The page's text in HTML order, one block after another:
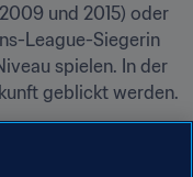
und 2015) oder
League-Siegerin
spielen. In der
geblickt werden.
in der Schweiz